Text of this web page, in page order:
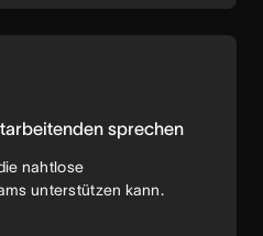
sprechen
nahtlose
unterstützen kann.